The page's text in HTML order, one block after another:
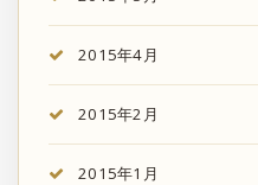
2015年4月
2015年2月
2015年1月